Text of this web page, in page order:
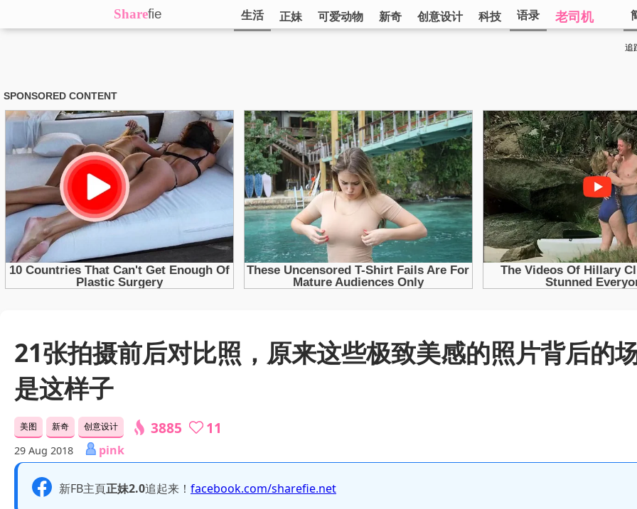
Sharefie 生活 正妹 可爱动物 新奇 创意设计 科技 语录 老司机
追
21张拍摄前后对比照，原来这些极致美感的照片背后的
是这样子
美图 新奇 创意设计 3885 11
29 Aug 2018 pink
新FB主頁正妹2.0追起来！ facebook.com/sharefie.net